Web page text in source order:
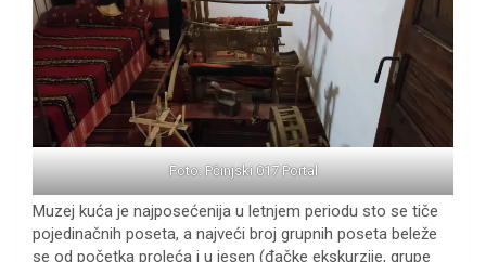
Foto: Pčinjski 017 Portal
Muzej kuća je najposećenija u letnjem periodu sto se tiče
pojedinačnih poseta, a najveći broj grupnih poseta beleže
se od početka proleća i u jesen (đačke ekskurzije, grupe